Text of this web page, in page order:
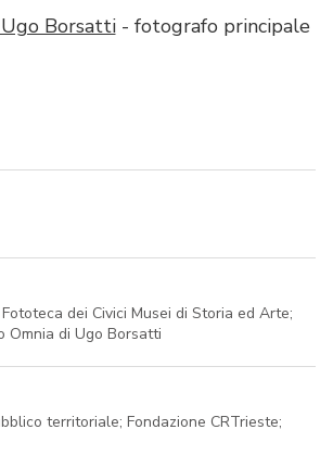
Borsatti- fotografo principale
dei Civici Musei di Storia ed Arte;
Omnia di Ugo Borsatti
territoriale; Fondazione CRTrieste;